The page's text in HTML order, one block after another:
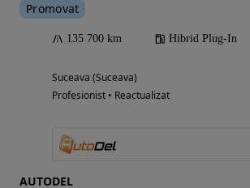
Promovat
135 700 km Hibrid Plug-In
Suceava (Suceava)
Profesionist • Reactualizat
AUTODEL